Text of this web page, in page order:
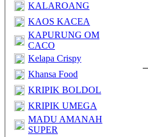
KALAROANG
KAOS KACEA
KAPURUNG OM
CACO
Kelapa Crispy
Khansa Food
KRIPIK BOLDOL
KRIPIK UMEGA
MADU AMANAH
SUPER